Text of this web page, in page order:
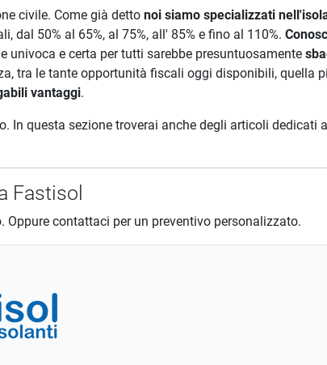
civile. Come già detto noi siamo specializzati
dal 50% al 65%, al 75%, all' 85% e fino al 110%.
univoca e certa per tutti sarebbe presuntuosamente
tra le tante opportunità fiscali oggi disponibili, quella
vantaggi.
In questa sezione troverai anche degli articoli dedicati
Fastisol
contattaci per un preventivo personalizzato.